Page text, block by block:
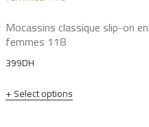
Mocassins classique slip-on
femmes 118
399DH
Select options